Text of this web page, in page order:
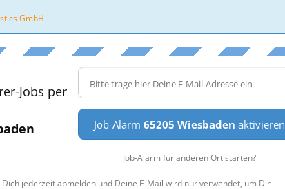
GmbH
Jobs per
Job-Alarm 65205 Wiesbaden aktivieren
Job-Alarm für anderen Ort starten?
jederzeit abmelden und Deine E-Mail wird nur verwendet, um Dir